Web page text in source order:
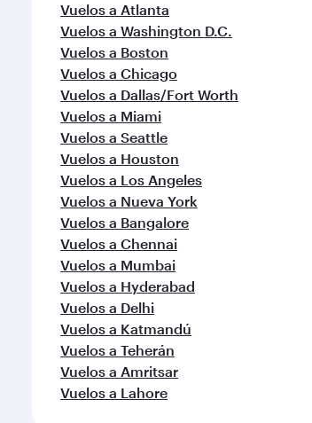
Vuelos a Atlanta
Vuelos a Washington D.C.
Vuelos a Boston
Vuelos a Chicago
Vuelos a Dallas/Fort Worth
Vuelos a Miami
Vuelos a Seattle
Vuelos a Houston
Vuelos a Los Angeles
Vuelos a Nueva York
Vuelos a Bangalore
Vuelos a Chennai
Vuelos a Mumbai
Vuelos a Hyderabad
Vuelos a Delhi
Vuelos a Katmandú
Vuelos a Teherán
Vuelos a Amritsar
Vuelos a Lahore